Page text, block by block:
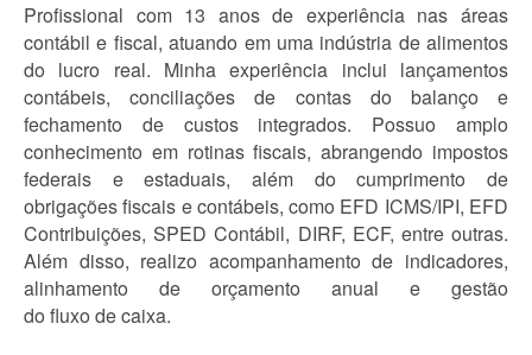
Profissional com 13 anos de experiência nas áreas
contábil e fiscal, atuando em uma indústria de alimentos
do lucro real. Minha experiência inclui lançamentos
contábeis, conciliações de contas do balanço e
fechamento de custos integrados. Possuo amplo
conhecimento em rotinas fiscais, abrangendo impostos
federais e estaduais, além do cumprimento de
obrigações fiscais e contábeis, como EFD ICMS/IPI, EFD
Contribuições, SPED Contábil, DIRF, ECF, entre outras.
Além disso, realizo acompanhamento de indicadores,
alinhamento de orçamento anual e gestão
do fluxo de caixa.